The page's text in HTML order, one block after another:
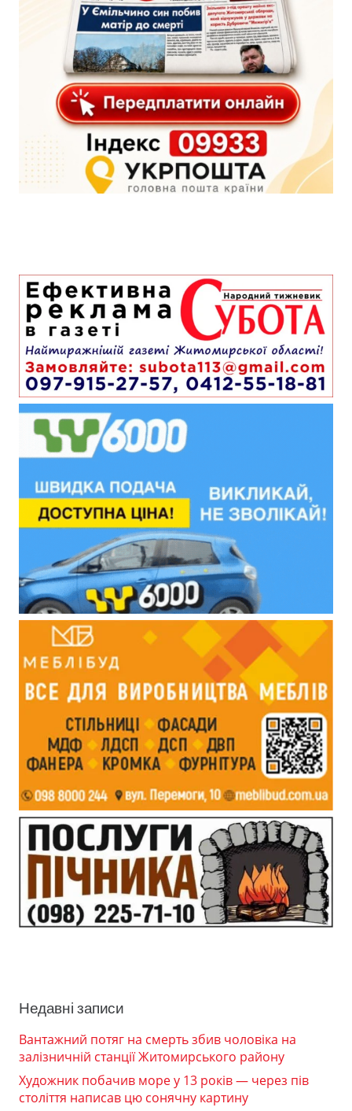
Недавні записи
Вантажний потяг на смерть збив чоловіка на
залізничній станції Житомирського району
Художник побачив море у 13 років — через пів
століття написав цю сонячну картину